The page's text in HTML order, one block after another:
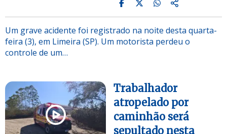
Um grave acidente foi registrado na noite desta quarta-
feira (3), em Limeira (SP). Um motorista perdeu o
controle de um…
Trabalhador
atropelado por
caminhão será
sepultado nesta